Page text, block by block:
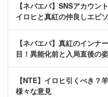
【ネバエバ】SNSアカウン
イロヒと真紅の仲良しエピ
【ネバエバ】真紅のインナ
目！異能化前と入局直後の
【NTE】イロヒ引くべき？
様々な意見